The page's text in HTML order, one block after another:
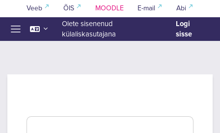
Jäta vahele peasisuni
Veeb ÕIS MOODLE E-mail Abi
Olete sisenenud
külaliskasutajana
Logi
sisse